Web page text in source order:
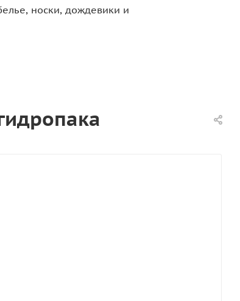
носки, дождевики и